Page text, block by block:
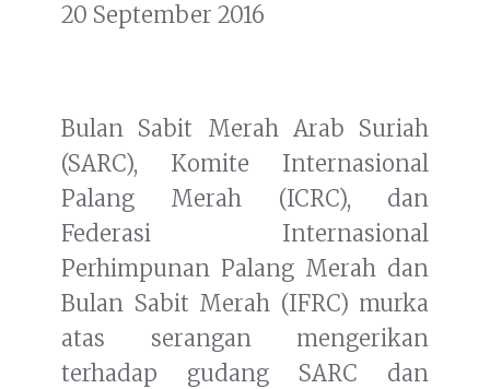
20 September 2016
Bulan Sabit Merah Arab Suriah
(SARC), Komite Internasional
Palang Merah (ICRC), dan
Federasi Internasional
Perhimpunan Palang Merah dan
Bulan Sabit Merah (IFRC) murka
atas serangan mengerikan
terhadap gudang SARC dan